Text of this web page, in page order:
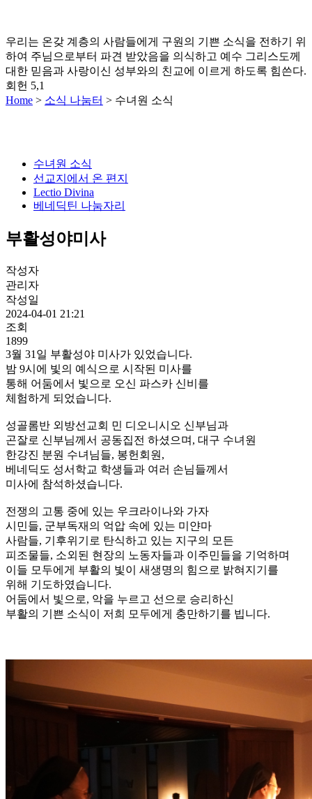
우리는 온갖 계층의 사람들에게 구원의 기쁜 소식을 전하기 위
하여 주님으로부터 파견 받았음을 의식하고 예수 그리스도께
대한 믿음과 사랑이신 성부와의 친교에 이르게 하도록 힘쓴다.
회헌 5,1
Home > 소식 나눔터 > 수녀원 소식
수녀원 소식
선교지에서 온 편지
Lectio Divina
베네딕틴 나눔자리
부활성야미사
작성자
관리자
작성일
2024-04-01 21:21
조회
1899
3월 31일 부활성야 미사가 있었습니다.
밤 9시에 빛의 예식으로 시작된 미사를
통해 어둠에서 빛으로 오신 파스카 신비를
체험하게 되었습니다.
성골롬반 외방선교회 민 디오니시오 신부님과
곤잘로 신부님께서 공동집전 하셨으며, 대구 수녀원
한강진 분원 수녀님들, 봉헌회원,
베네딕도 성서학교 학생들과 여러 손님들께서
미사에 참석하셨습니다.
전쟁의 고통 중에 있는 우크라이나와 가자
시민들, 군부독재의 억압 속에 있는 미얀마
사람들, 기후위기로 탄식하고 있는 지구의 모든
피조물들, 소외된 현장의 노동자들과 이주민들을 기억하며
이들 모두에게 부활의 빛이 새생명의 힘으로 밝혀지기를
위해 기도하였습니다.
어둠에서 빛으로, 악을 누르고 선으로 승리하신
부활의 기쁜 소식이 저희 모두에게 충만하기를 빕니다.